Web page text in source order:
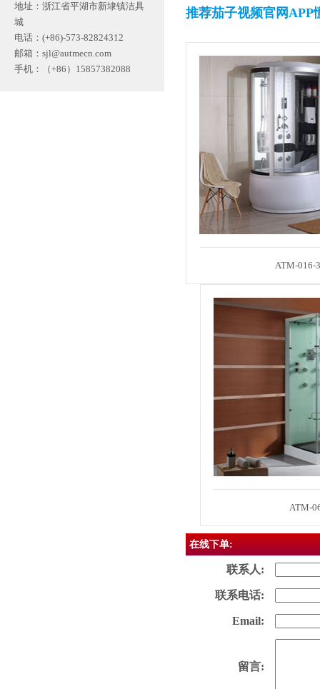
推荐茄子视频官网APP
ATM-016-3
ATM-
在线下单:
联系人:
联系电话:
Email:
留言:
地址： 浙江省平湖市新埭镇洁具
城
电话：(+86)-573-82824312
邮箱： sjl@autmecn.com
手机：（+86）15857382088